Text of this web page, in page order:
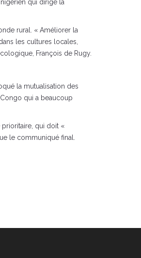
qui dirige la
rural. « Améliorer la
les cultures locales,
François de Rugy.
la mutualisation des
qui a beaucoup
prioritaire, qui doit «
le communiqué final.